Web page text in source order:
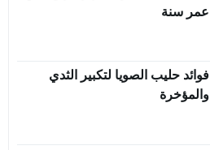
عمر سنة
فوائد حليب الصويا لتكبير الثدي
والمؤخرة